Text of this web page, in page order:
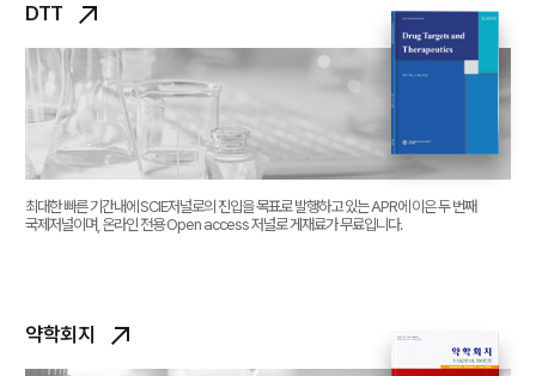
DTT
최대한 빠른 기간내에 SCIE저널로의 진입을 목표로 발행하고 있는 APR에 이은 두 번째
국제저널이며, 온라인 전용 Open access 저널로 게재료가 무료입니다.
약학회지